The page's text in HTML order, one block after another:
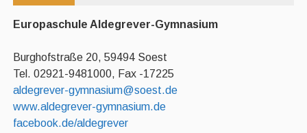
Europaschule Aldegrever-Gymnasium
Burghofstraße 20, 59494 Soest
Tel. 02921-9481000, Fax -17225
aldegrever-gymnasium@soest.de
www.aldegrever-gymnasium.de
facebook.de/aldegrever